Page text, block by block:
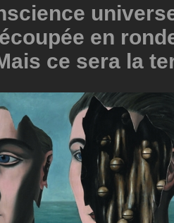
en
ce sera la